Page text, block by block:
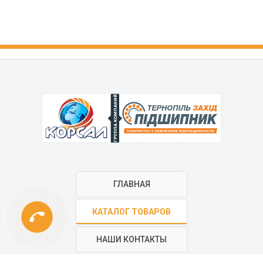
phone
ГРУППА КОМПАНИЙ
ГЛАВНАЯ
КАТАЛОГ ТОВАРОВ
НАШИ КОНТАКТЫ